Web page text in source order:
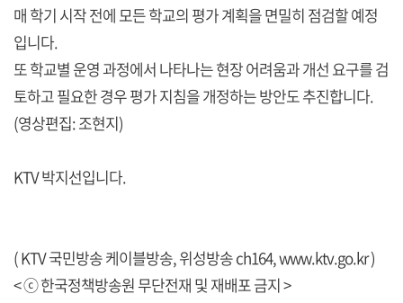
매 학기 시작 전에 모든 학교의 평가 계획을 면밀히 점검할 예정
입니다.
또 학교별 운영 과정에서 나타나는 현장 어려움과 개선 요구를 검
토하고 필요한 경우 평가 지침을 개정하는 방안도 추진합니다.
(영상편집: 조현지)
KTV 박지선입니다.
( KTV 국민방송 케이블방송, 위성방송 ch164,www.ktv.go.kr)
< ⓒ 한국정책방송원 무단전재 및 재배포 금지 >